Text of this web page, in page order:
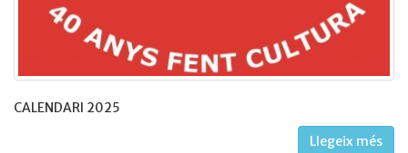
CALENDARI 2025
Llegeix més